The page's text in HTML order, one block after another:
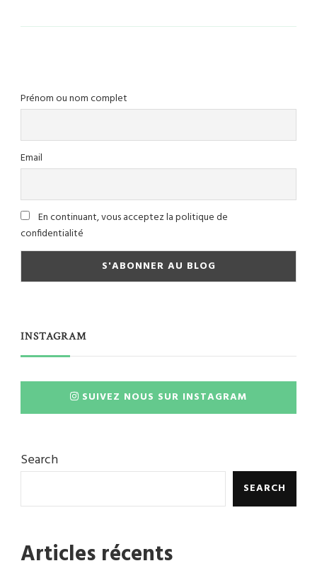
Prénom ou nom complet
Email
En continuant, vous acceptez la politique de
confidentialité
INSTAGRAM
SUIVEZ NOUS SUR INSTAGRAM
Search
SEARCH
Articles récents